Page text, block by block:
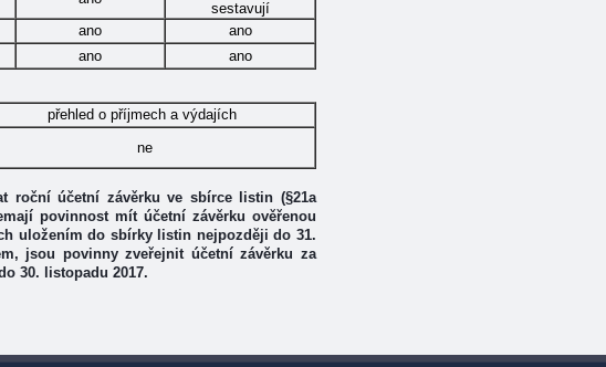
sestavují
ano
ano
ano ano
přehled o příjmech a výdajích
ne
roční účetní závěrku ve sbírce listin (§21a
povinnost mít účetní závěrku ověřenou
uložením do sbírky listin nejpozději do 31.
jsou povinny zveřejnit účetní závěrku za
30. listopadu 2017.